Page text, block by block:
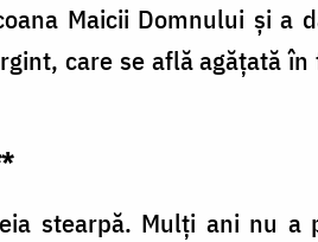
Maicii Domnului și a
care se află agățată
stearpă. Mulți ani nu a